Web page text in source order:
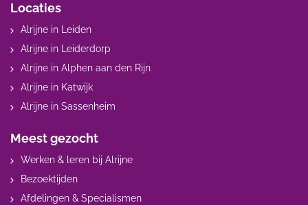
Locaties
Alrijne in Leiden
Alrijne in Leiderdorp
Alrijne in Alphen aan den Rijn
Alrijne in Katwijk
Alrijne in Sassenheim
Meest gezocht
Werken & leren bij Alrijne
Bezoektijden
Afdelingen & Specialismen